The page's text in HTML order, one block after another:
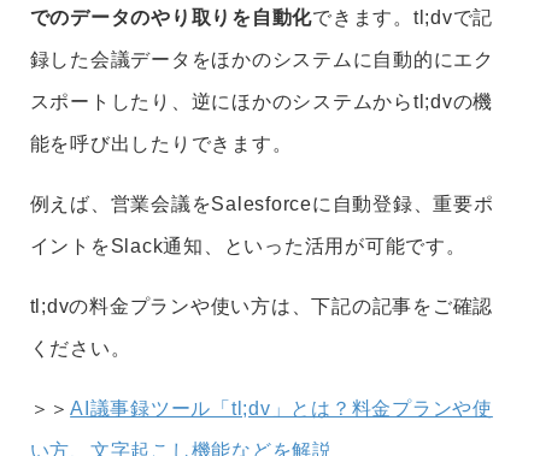
でのデータのやり取りを自動化できます。tl;dvで記
録した会議データをほかのシステムに自動的にエク
スポートしたり、逆にほかのシステムからtl;dvの機
能を呼び出したりできます。
例えば、営業会議をSalesforceに自動登録、重要ポ
イントをSlack通知、といった活用が可能です。
tl;dvの料金プランや使い方は、下記の記事をご確認
ください。
＞＞AI議事録ツール「tl;dv」とは？料金プランや使
い方、文字起こし機能などを解説